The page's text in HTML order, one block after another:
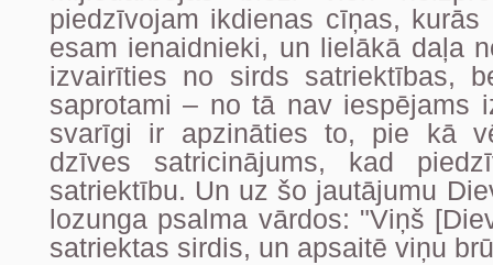
piedzīvojam ikdienas cīņas,
esam ienaidnieki, un lielākā daļa
izvairīties no sirds satriektības,
saprotami – no tā nav iespējams
svarīgi ir apzināties to, pie kā
dzīves satricinājums, kad
satriektību. Un uz šo jautājumu
lozunga psalma vārdos: "Viņš
satriektas sirdis, un apsaitē viņu